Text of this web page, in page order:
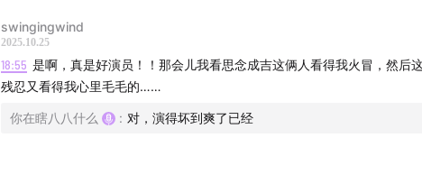
swingingwind
2025.10.25
18:55 是啊，真是好演员！！那会儿我看思念成吉这俩人看得我火冒，然后
残忍又看得我心里毛毛的……
你在瞎八八什么 : 对，演得坏到爽了已经